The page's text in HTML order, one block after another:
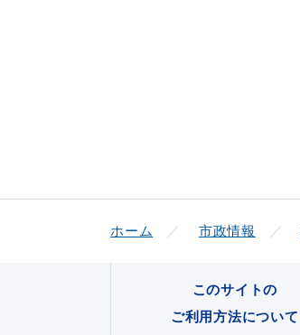
ホーム 市政情報
このサイトの
ご利用方法について